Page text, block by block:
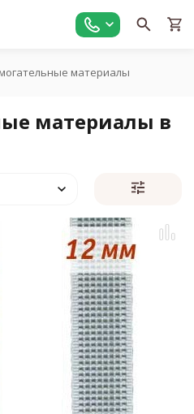
материалы
материалы в